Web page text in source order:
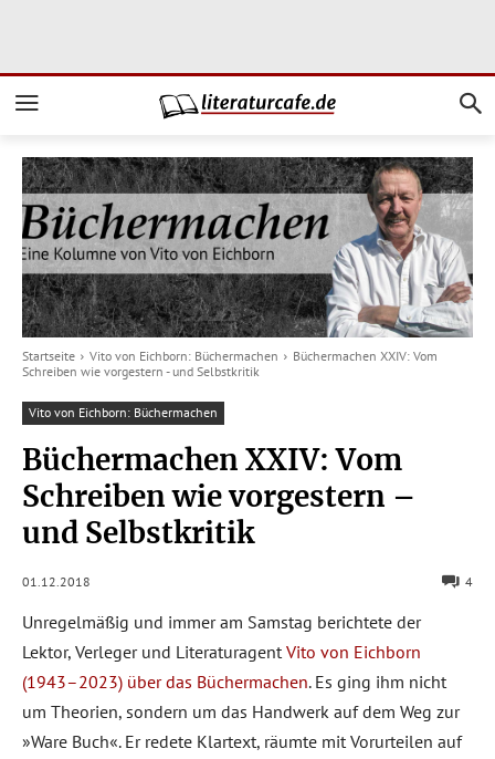
Startseite Vito von Eichborn: Büchermachen
Büchermachen XXIV: Vom
Schreiben wie vorgestern - und Selbstkritik
Vito von Eichborn: Büchermachen
Büchermachen XXIV: Vom
Schreiben wie vorgestern –
und Selbstkritik
01.12.2018 4
Unregelmäßig und immer am Samstag berichtete der
Lektor, Verleger und LiteraturagentVito von Eichborn
(1943–2023) über das Büchermachen. Es ging ihm nicht
um Theorien, sondern um das Handwerk auf dem Weg zur
»Ware Buch«. Er redete Klartext, räumte mit Vorurteilen auf